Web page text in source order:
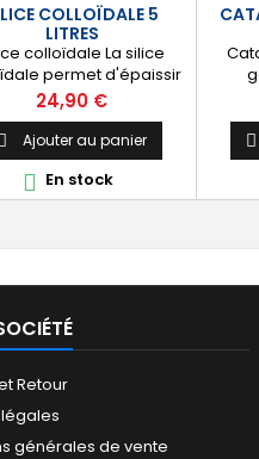
COLLOÏDALE 5
LITRES
colloïdale La silice
permet d'épaissir
résines polyester et
les topcoat et gelcoat
que les peintures.
5 litres.
Prix
24,90 €
 Ajouter au panier
 En stock

Retour
générales de vente